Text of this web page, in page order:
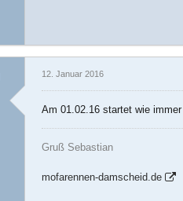
12. Januar 2016
Am 01.02.16 startet wie
Gruß Sebastian
mofarennen-damscheid.de